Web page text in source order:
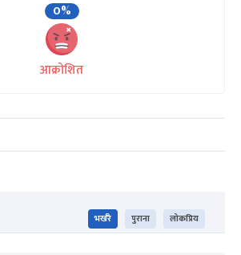
0%
आक्रोशित
भर्खरै पुराना लोकप्रिय